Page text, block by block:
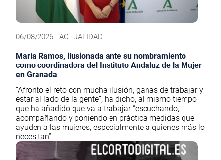
06/08/2026 - ACTUALIDAD
María Ramos, ilusionada ante su nombramiento
como coordinadora del Instituto Andaluz de la Mujer
en Granada
“Afronto el reto con mucha ilusión, ganas de trabajar y
estar al lado de la gente”, ha dicho, al mismo tiempo
que ha añadido que va a trabajar “escuchando,
acompañando y poniendo en práctica medidas que
ayuden a las mujeres, especialmente a quienes más lo
necesitan”